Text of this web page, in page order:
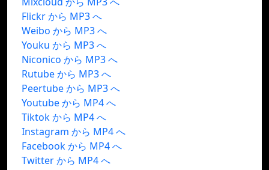
Flickr から MP3 へ
Weibo から MP3 へ
Youku から MP3 へ
Niconico から MP3 へ
Rutube から MP3 へ
Peertube から MP3 へ
Youtube から MP4 へ
Tiktok から MP4 へ
Instagram から MP4 へ
Facebook から MP4 へ
Twitter から MP4 へ